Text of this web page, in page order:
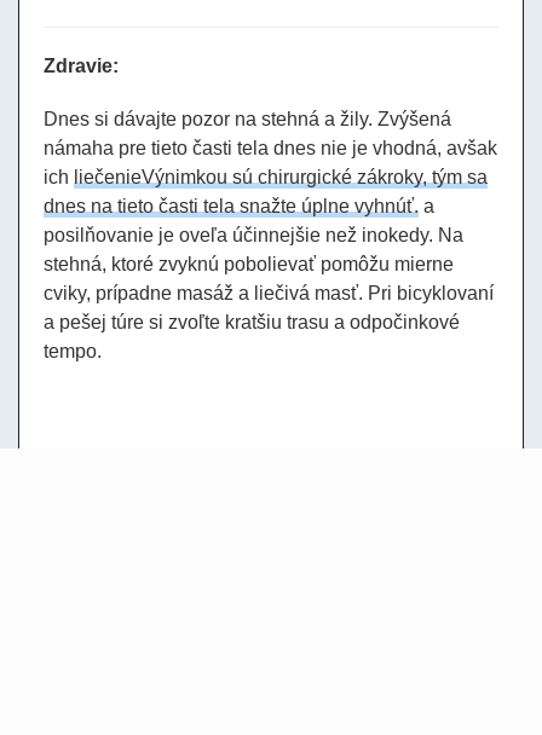
Zdravie:
Dnes si dávajte pozor na stehná a žily. Zvýšená
námaha pre tieto časti tela dnes nie je vhodná, avšak
ich liečenieVýnimkou sú chirurgické zákroky, tým sa
dnes na tieto časti tela snažte úplne vyhnúť. a
posilňovanie je oveľa účinnejšie než inokedy. Na
stehná, ktoré zvyknú pobolievať pomôžu mierne
cviky, prípadne masáž a liečivá masť. Pri bicyklovaní
a pešej túre si zvoľte kratšiu trasu a odpočinkové
tempo.